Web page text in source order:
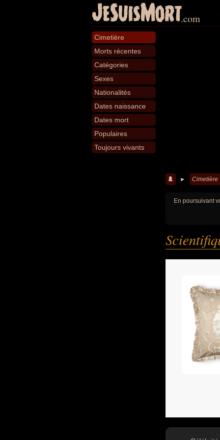
JeSuisMort.com
Cimetière
Morts récentes
Catégories
Sexes
Nationalités
Dates naissance
Dates mort
Populaires
Toujours vivants
► Cimetière
En poursuivant